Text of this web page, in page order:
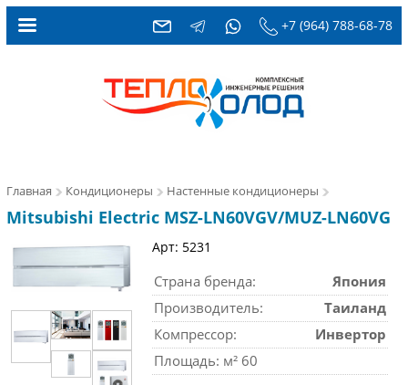
+7 (964) 788-68-78
Главная Кондиционеры Настенные кондиционеры
Mitsubishi Electric MSZ-LN60VGV/MUZ-LN60VG
Арт: 5231
Страна бренда:
Япония
Производитель:
Таиланд
Компрессор:
Инвертор
Площадь: м² 60